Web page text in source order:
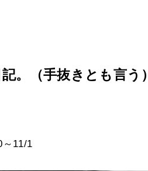
。（手抜きとも言う）
～11/1